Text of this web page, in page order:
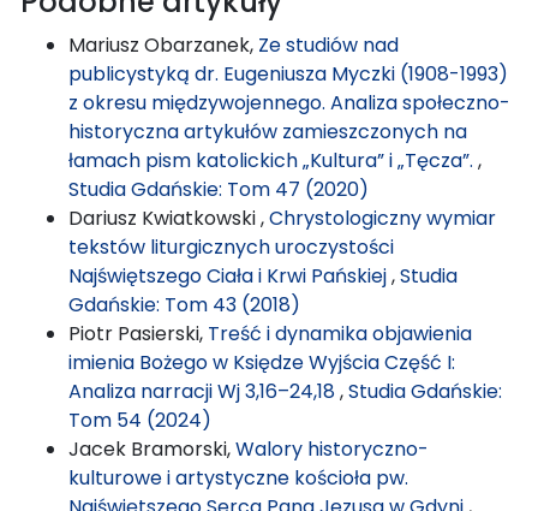
Mariusz Obarzanek, Ze studiów nad
publicystyką dr. Eugeniusza Myczki (1908-1993)
z okresu międzywojennego. Analiza społeczno-
historyczna artykułów zamieszczonych na
łamach pism katolickich „Kultura” i „Tęcza”. ,
Studia Gdańskie: Tom 47 (2020)
Dariusz Kwiatkowski ,Chrystologiczny wymiar
tekstów liturgicznych uroczystości
Najświętszego Ciała i Krwi Pańskiej,Studia
Gdańskie: Tom 43 (2018)
Piotr Pasierski, Treść i dynamika objawienia
imienia Bożego w Księdze Wyjścia Część I:
Analiza narracji Wj 3,16–24,18,Studia Gdańskie:
Tom 54 (2024)
Jacek Bramorski,Walory historyczno-
kulturowe i artystyczne kościoła pw.